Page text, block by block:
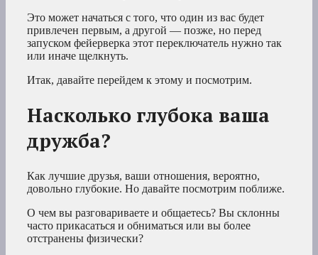
Это может начаться с того, что один из вас будет
привлечен первым, а другой — позже, но перед
запуском фейерверка этот переключатель нужно так
или иначе щелкнуть.
Итак, давайте перейдем к этому и посмотрим.
Насколько глубока ваша
дружба?
Как лучшие друзья, ваши отношения, вероятно,
довольно глубокие. Но давайте посмотрим поближе.
О чем вы разговариваете и общаетесь? Вы склонны
часто прикасаться и обниматься или вы более
отстранены физически?